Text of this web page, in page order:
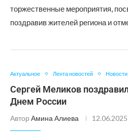
торжественные мероприятия,
поздравив жителей региона и
Актуальное Лента новостей Новости
Сергей Меликов
Днем России
Автор Амина Алиева 12.06.2025